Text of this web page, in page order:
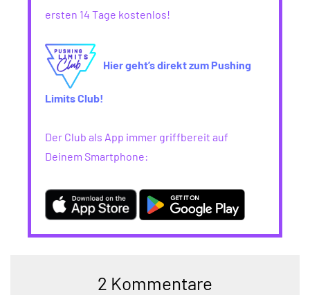
ersten 14 Tage kostenlos!
Hier geht’s direkt zum Pushing
Limits Club!
Der Club als App immer griffbereit auf
Deinem Smartphone:
2 Kommentare